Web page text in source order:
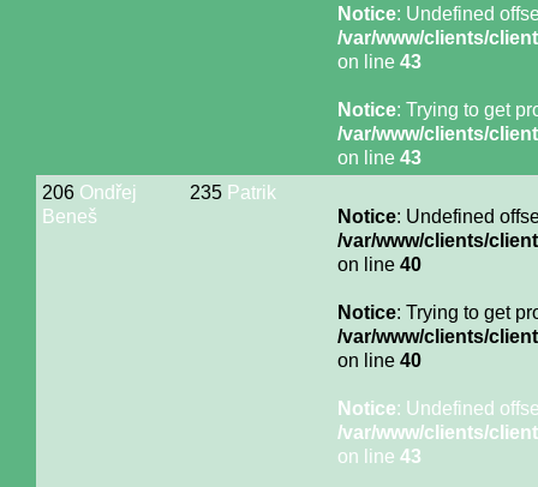
Notice: Undefined
/var/www/clients/
on line 43
Notice: Trying to get
/var/www/clients/
on line 43
206 Ondřej
Beneš
235 Patrik
Notice: Undefined
/var/www/clients/
on line 40
Notice: Trying to get
/var/www/clients/
on line 40
Notice: Undefined
/var/www/clients/
on line 43